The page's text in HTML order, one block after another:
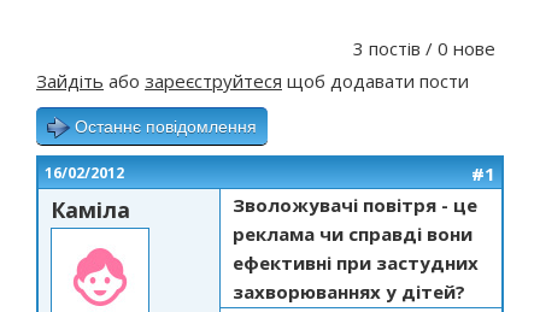
3 постів / 0 нове
Зайдіть або зареєструйтеся щоб додавати пости
Останнє повідомлення
16/02/2012 #1
Каміла
Зволожувачі повітря - це
реклама чи справді вони
ефективні при застудних
захворюваннях у дітей?